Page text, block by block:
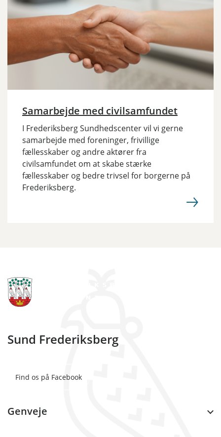
Samarbejde med civilsamfundet
I Frederiksberg Sundhedscenter vil vi gerne
samarbejde med foreninger, frivillige
fællesskaber og andre aktører fra
civilsamfundet om at skabe stærke
fællesskaber og bedre trivsel for borgerne på
Frederiksberg.
Sund Frederiksberg
Find os på Facebook
Genveje